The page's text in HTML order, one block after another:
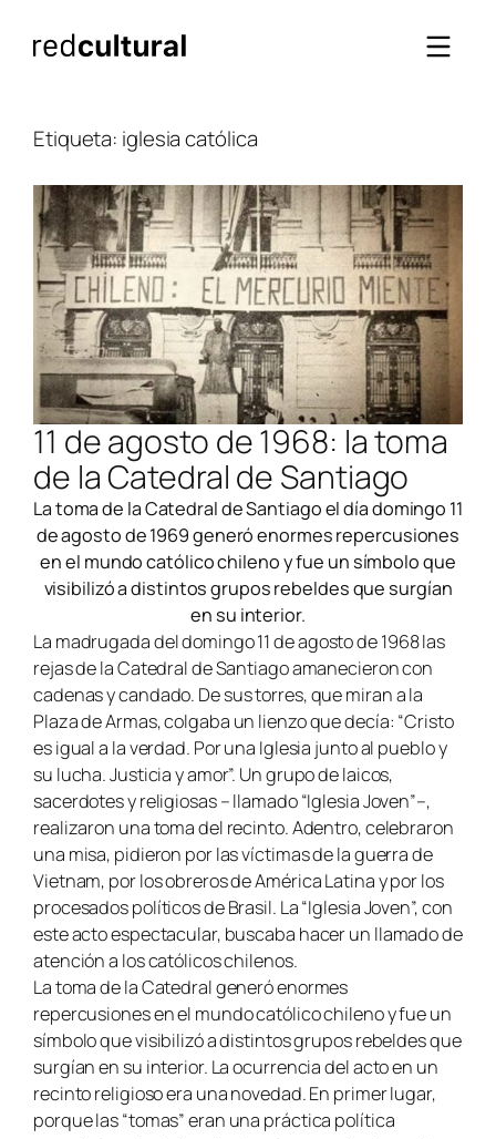
Etiqueta: iglesia católica
11 de agosto de 1968: la toma
de la Catedral de Santiago
La toma de la Catedral de Santiago el día domingo 11
de agosto de 1969 generó enormes repercusiones
en el mundo católico chileno y fue un símbolo que
visibilizó a distintos grupos rebeldes que surgían
en su interior.
La madrugada del domingo 11 de agosto de 1968 las
rejas de la Catedral de Santiago amanecieron con
cadenas y candado. De sus torres, que miran a la
Plaza de Armas, colgaba un lienzo que decía: “Cristo
es igual a la verdad. Por una Iglesia junto al pueblo y
su lucha. Justicia y amor”. Un grupo de laicos,
sacerdotes y religiosas – llamado “Iglesia Joven”–,
realizaron una toma del recinto. Adentro, celebraron
una misa, pidieron por las víctimas de la guerra de
Vietnam, por los obreros de América Latina y por los
procesados políticos de Brasil. La “Iglesia Joven”, con
este acto espectacular, buscaba hacer un llamado de
atención a los católicos chilenos.
La toma de la Catedral generó enormes
repercusiones en el mundo católico chileno y fue un
símbolo que visibilizó a distintos grupos rebeldes que
surgían en su interior. La ocurrencia del acto en un
recinto religioso era una novedad. En primer lugar,
porque las “tomas” eran una práctica política